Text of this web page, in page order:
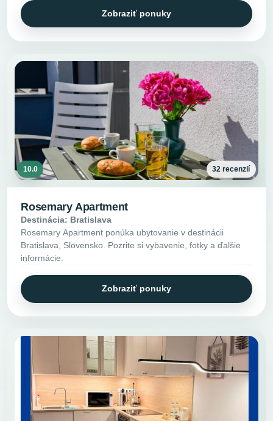
Zobraziť ponuky
10.0 32 recenzií
Rosemary Apartment
Destinácia: Bratislava
Rosemary Apartment ponúka ubytovanie v destinácii
Bratislava, Slovensko. Pozrite si vybavenie, fotky a ďalšie
informácie.
Zobraziť ponuky